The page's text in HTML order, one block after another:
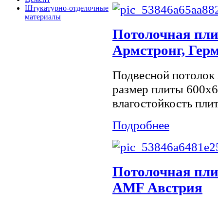
Штукатурно-отделочные
материалы
Потолочная
Армстронг,
Подвесной
размер плиты
влагостойкость
Подробнее
Потолочная
AMF Австрия